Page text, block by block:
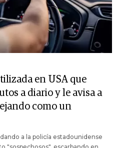
en USA que
a diario y le avisa a
como un
a la policía estadounidense